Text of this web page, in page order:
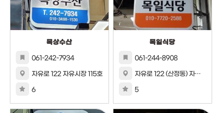
목상수산
061-242-7934
자유로 122 자유시장 115호
6
목일식당
061-244-8908
자유로 122 (산정동) 자유시장 61호
5